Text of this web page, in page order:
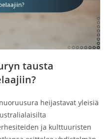
tausta
heijastavat yleisiä
ja kulttuuristen